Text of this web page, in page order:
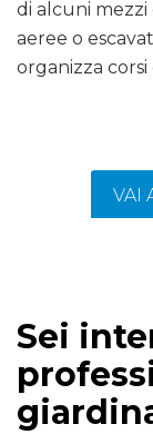
di alcuni mezzi
aeree o
organizza corsi
VAI
Sei